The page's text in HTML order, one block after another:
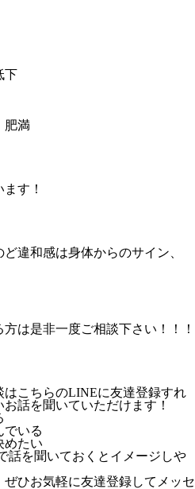
下
肥満
す！
違和感は身体からのサイン、
は是非一度ご相談下さい！！！
こちらのLINEに友達登録すれ
話を聞いていただけます！
でいる
めたい
話を聞いておくとイメージしや
ひお気軽に友達登録してメッセ